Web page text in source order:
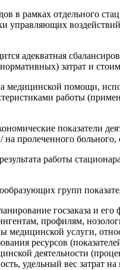
в рамках отдельного
управляющих
адекватная
затрат и
медицинской помощи,
работы
показатели
пролеченного
работы
групп
госзаказа и
профилям,
медицинской услуги,
ресурсов
деятельности
удельный вес затрат